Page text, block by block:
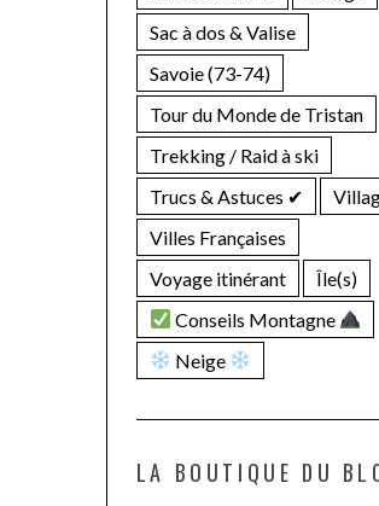
Sac à dos & Valise
Savoie (73-74)
Tour du Monde de Tristan
Trekking / Raid à ski
Trucs & Astuces ✔︎
Villes Françaises
Voyage itinérant
Île(s)
Conseils Montagne
Neige
LA BOUTIQUE DU